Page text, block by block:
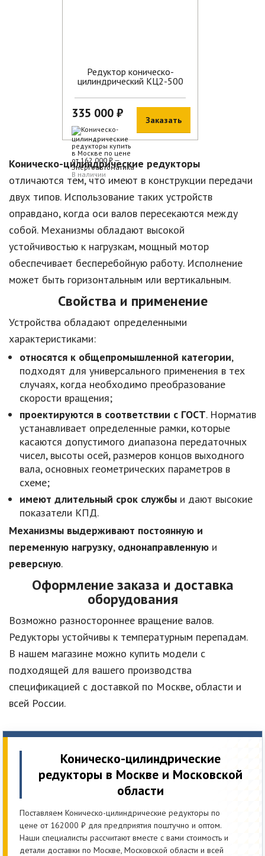
Редуктор коническо-
цилиндрический КЦ2-500
335 000 ₽
В наличии
Заказать
Коническо-цилиндрические редукторы
отличаются тем, что имеют в конструкции передачи
двух типов. Использование таких устройств
оправдано, когда оси валов пересекаются между
собой. Механизмы обладают высокой
устойчивостью к нагрузкам, мощный мотор
обеспечивает бесперебойную работу. Исполнение
может быть горизонтальным или вертикальным.
Свойства и применение
Устройства обладают определенными
характеристиками:
относятся к общепромышленной категории,
подходят для универсального применения в тех
случаях, когда необходимо преобразование
скорости вращения;
проектируются в соответствии с ГОСТ. Норматив
устанавливает определенные рамки, которые
касаются допустимого диапазона передаточных
чисел, высоты осей, размеров концов выходного
вала, основных геометрических параметров в
схеме;
имеют длительный срок службы и дают высокие
показатели КПД.
Механизмы выдерживают постоянную и
переменную нагрузку, однонаправленную и
реверсную.
Оформление заказа и доставка
оборудования
Возможно разностороннее вращение валов.
Редукторы устойчивы к температурным перепадам.
В нашем магазине можно купить модели с
подходящей для вашего производства
спецификацией с доставкой по Москве, области и
всей России.
Коническо-цилиндрические
редукторы в Москве и Московской
области
Поставляем Коническо-цилиндрические редукторы по
цене от 162000 ₽ для предприятия поштучно и оптом.
Наши специалисты рассчитают вместе с вами стоимость и
детали доставки по Москве, Московской области и всей